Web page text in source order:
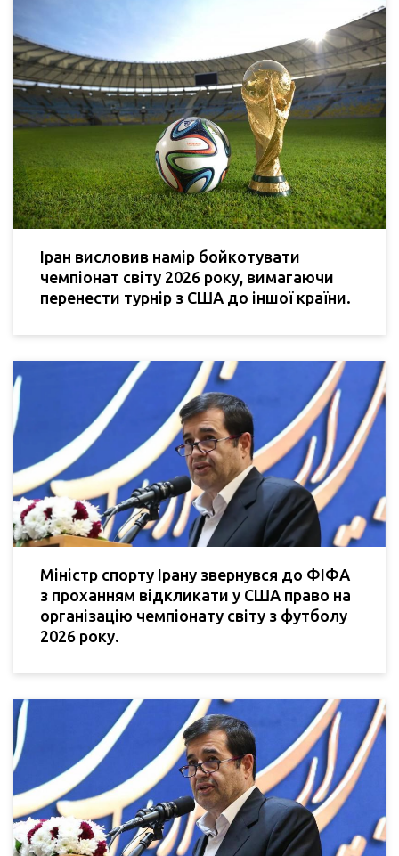
Іран висловив намір бойкотувати
чемпіонат світу 2026 року, вимагаючи
перенести турнір з США до іншої країни.
Міністр спорту Ірану звернувся до ФІФА
з проханням відкликати у США право на
організацію чемпіонату світу з футболу
2026 року.